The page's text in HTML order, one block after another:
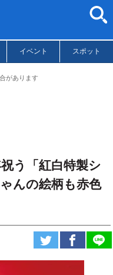
イベント スポット
があります
う「紅白特製シ
んの絵柄も赤色